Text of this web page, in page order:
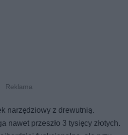
narzędziowy z drewutnią.
nawet przeszło 3 tysięcy złotych.